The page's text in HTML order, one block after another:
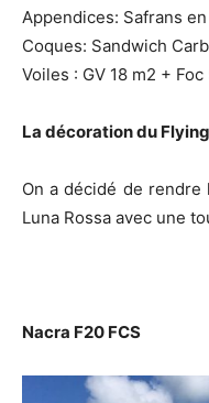
Appendices: Safrans
Coques: Sandwich
Voiles : GV 18 m2 +
La décoration du
On a décidé de rendre
Luna Rossa avec une
Nacra F20 FCS